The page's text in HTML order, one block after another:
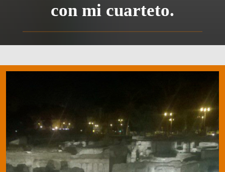
con mi cuarteto.